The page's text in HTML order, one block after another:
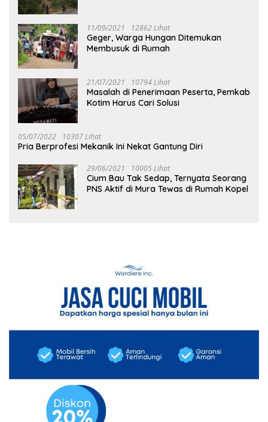
11/09/2021 12862 Lihat
Geger, Warga Hungan Ditemukan
Membusuk di Rumah
21/07/2021 10794 Lihat
Masalah di Penerimaan Peserta, Pemkab
Kotim Harus Cari Solusi
05/07/2022 10307 Lihat
Pria Berprofesi Mekanik Ini Nekat Gantung Diri
29/06/2021 10005 Lihat
Cium Bau Tak Sedap, Ternyata Seorang
PNS Aktif di Mura Tewas di Rumah Kopel